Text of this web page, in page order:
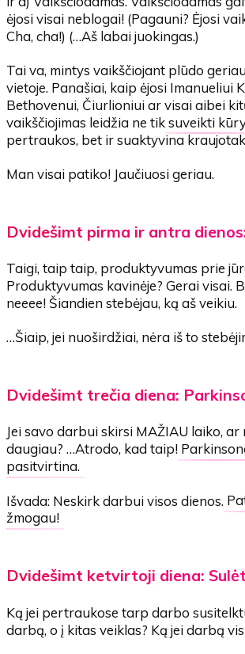
ėjosi visai neblogai! (Pagauni? Ėjosi
Cha, cha!) (…Aš labai juokingas.)
Tai va, mintys vaikščiojant plūdo
vietoje. Panašiai, kaip ėjosi Imanueliui
Bethovenui, Čiurlioniui ar visai aibei
vaikščiojimas leidžia ne tiksuveikti
pertraukos, bet ir suaktyvina
Man visai patiko! Jaučiuosi geriau.
Dvidešimt pirma ir antra
Taigi, taip taip, produktyvumas prie
Produktyvumas kavinėje? Gerai visai.
neeee! Šiandien stebėjau, ką aš veikiu.
…Šiaip, jei nuoširdžiai, nėra iš to
Dvidešimt trečia diena:
Jei savo darbui skirsi MAŽIAU laiko,
daugiau? …Atrodo, kad taip!
pasitvirtina.
Išvada: Neskirk darbui visos dienos.
žmogau!
Dvidešimt ketvirtoji diena:
Ką jei pertraukose tarp darbo
darbą, o į kitas veiklas? Ką jei darbą